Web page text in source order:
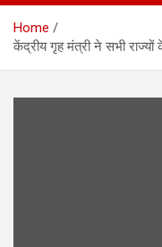
Home
केंद्रीय गृह मंत्री ने सभी राज्यों